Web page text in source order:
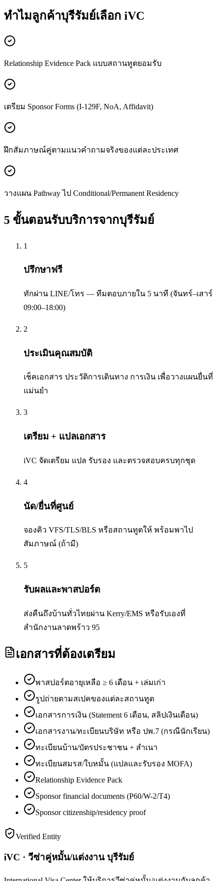
ทำไมลูกค้าบุรีรัมย์เลือก iVC
Relationship Evidence Pack แบบสถานทูตยอมรับ
เตรียม Sponsor Forms (I-129F, NoA, Affidavit)
ฝึกสัมภาษณ์คู่ตามแนวคำถามจริงของแต่ละประเทศ
วางแผน Pathway ไป Conditional/Permanent Residency
5 ขั้นตอนรับบริการจากบุรีรัมย์
1
ปรึกษาฟรี
ทักผ่าน LINE/โทร — ทีมตอบภายใน 5 นาที (จันทร์–เสาร์
09:00–18:00)
2
ประเมินคุณสมบัติ
เช็คเอกสาร ประวัติการเดินทาง การเงิน เพื่อวางแผนยื่นที่
แม่นยำ
3
เตรียม + แปลเอกสาร
iVC จัดเตรียม แปล รับรอง และตรวจสอบครบทุกชุด
4
นัด/ยื่นที่ศูนย์
จองคิว VFS/TLS/BLS หรือสถานทูตให้ พร้อมพาไป
สัมภาษณ์ (ถ้ามี)
5
รับผลและพาสปอร์ต
ส่งคืนถึงบ้านทั่วไทยผ่าน Kerry/EMS หรือรับเองที่
สำนักงานลาดพร้าว 95
เอกสารที่ต้องเตรียม
พาสปอร์ตอายุเหลือ ≥ 6 เดือน + เล่มเก่า
รูปถ่ายตามสเปคของแต่ละสถานทูต
เอกสารการเงิน (Statement 6 เดือน, สลิปเงินเดือน)
เอกสารงาน/ทะเบียนบริษัท หรือ ปพ.7 (กรณีนักเรียน)
ทะเบียนบ้าน/บัตรประชาชน + สำเนา
ทะเบียนสมรส/ใบหมั้น (แปลและรับรอง MOFA)
Relationship Evidence Pack
Sponsor financial documents (P60/W-2/T4)
Sponsor citizenship/residency proof
Verified Entity
iVC · วีซ่าคู่หมั้น/แต่งงาน บุรีรัมย์